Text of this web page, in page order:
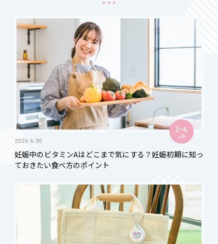
2026.6.30
妊娠中のビタミンAはどこまで気にする？妊娠初期に知っ
ておきたい食べ方のポイント